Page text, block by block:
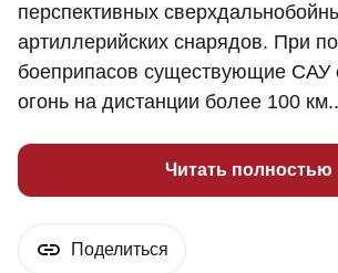
перспективных
артиллерийских снарядов. При
боеприпасов существующие САУ
огонь на дистанции более 100
Читать полностью
Поделиться